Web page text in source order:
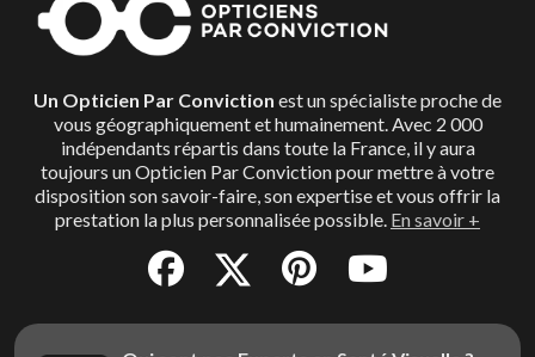
Un Opticien Par Conviction est un spécialiste proche de
vous géographiquement et humainement. Avec 2 000
indépendants répartis dans toute la France, il y aura
toujours un Opticien Par Conviction pour mettre à votre
disposition son savoir-faire, son expertise et vous offrir la
prestation la plus personnalisée possible. En savoir +